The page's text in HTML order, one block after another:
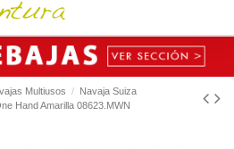
Multiusos
Navaja Suiza
Hand Amarilla 08623.MWN